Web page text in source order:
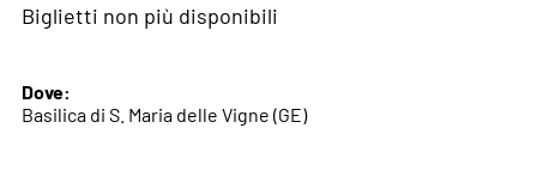
Biglietti non più disponibili
Dove:
Basilica di S. Maria delle Vigne (GE)